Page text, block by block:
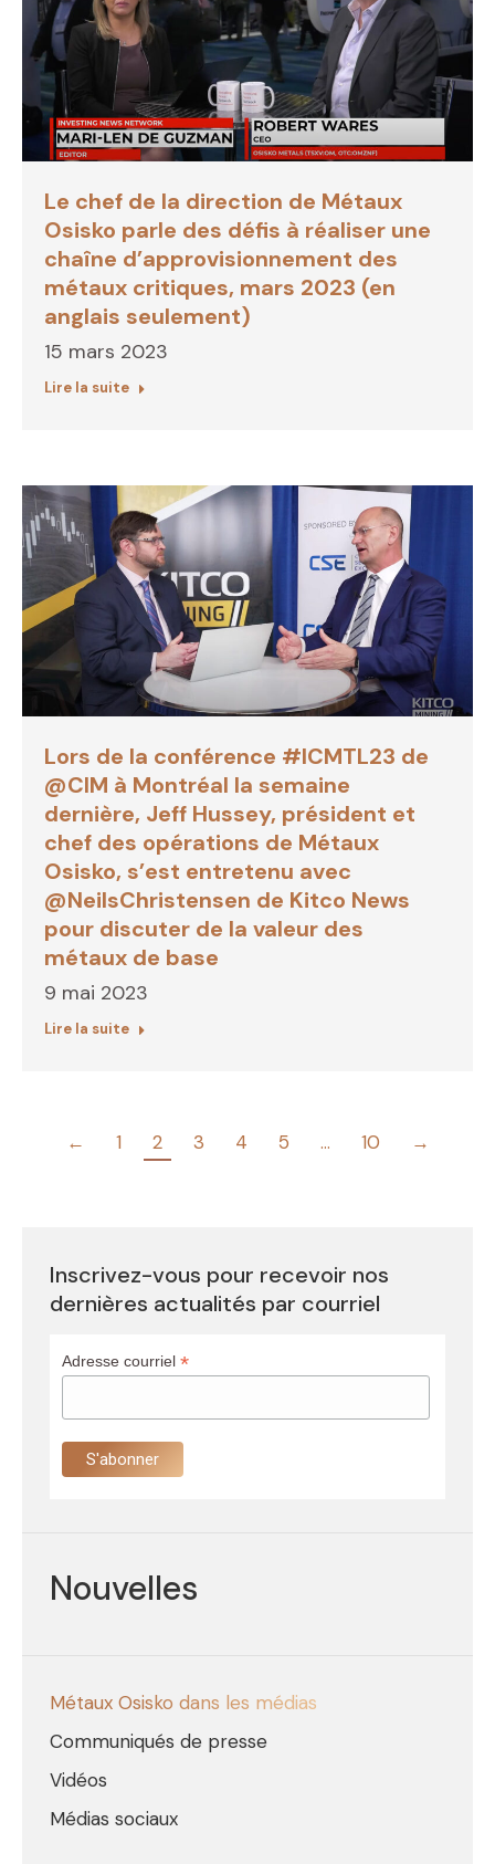
Le chef de la direction de Métaux
Osisko parle des défis à réaliser une
chaîne d’approvisionnement des
métaux critiques, mars 2023 (en
anglais seulement)
15 mars 2023
Lire la suite
Lors de la conférence #ICMTL23 de
@CIM à Montréal la semaine
dernière, Jeff Hussey, président et
chef des opérations de Métaux
Osisko, s’est entretenu avec
@NeilsChristensen de Kitco News
pour discuter de la valeur des
métaux de base
9 mai 2023
Lire la suite
← 1 2 3 4 5 … 10 →
Inscrivez-vous pour recevoir nos
dernières actualités par courriel
Adresse courriel *
Nouvelles
Métaux Osisko dans les médias
Communiqués de presse
Vidéos
Médias sociaux